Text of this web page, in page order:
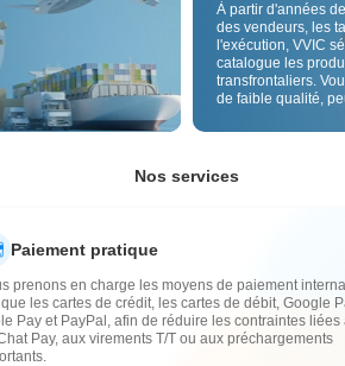
À partir d'années
des vendeurs, les
l'exécution, VVIC
catalogue les
transfrontaliers.
de faible qualité,
Le contrôle qualité
risques de qualité,
Nos services
Paiement pratique
prenons en charge les moyens de paiement
les cartes de crédit, les cartes de débit, Google
Pay et PayPal, afin de réduire les contraintes liées
Pay, aux virements T/T ou aux préchargements